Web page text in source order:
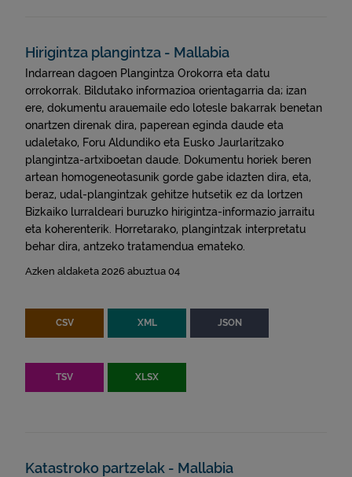
Hirigintza plangintza - Mallabia
Indarrean dagoen Plangintza Orokorra eta datu
orrokorrak. Bildutako informazioa orientagarria da; izan
ere, dokumentu arauemaile edo lotesle bakarrak benetan
onartzen direnak dira, paperean eginda daude eta
udaletako, Foru Aldundiko eta Eusko Jaurlaritzako
plangintza-artxiboetan daude. Dokumentu horiek beren
artean homogeneotasunik gorde gabe idazten dira, eta,
beraz, udal-plangintzak gehitze hutsetik ez da lortzen
Bizkaiko lurraldeari buruzko hirigintza-informazio jarraitu
eta koherenterik. Horretarako, plangintzak interpretatu
behar dira, antzeko tratamendua emateko.
Azken aldaketa 2026 abuztua 04
CSV XML JSON
TSV XLSX
Katastroko partzelak - Mallabia